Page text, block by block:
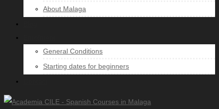
About Malaga
General Conditions
Starting dates for beginners